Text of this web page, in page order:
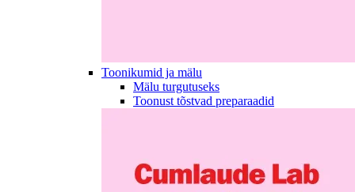
Toonikumid ja mälu
Mälu turgutuseks
Toonust tõstvad preparaadid